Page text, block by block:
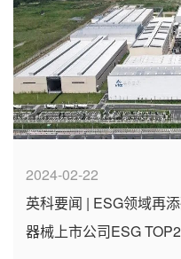
2024-02-22
英科要闻 | ESG领域再
器械上市公司ESG